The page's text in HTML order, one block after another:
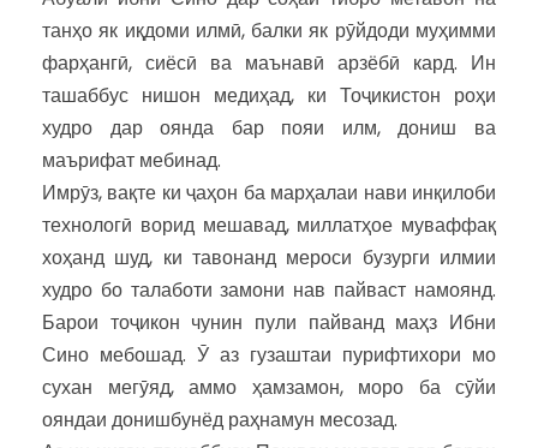
танҳо як иқдоми илмӣ, балки як рӯйдоди муҳимми
фарҳангӣ, сиёсӣ ва маънавӣ арзёбӣ кард. Ин
ташаббус нишон медиҳад, ки Тоҷикистон роҳи
худро дар оянда бар пояи илм, дониш ва
маърифат мебинад.
Имрӯз, вақте ки ҷаҳон ба марҳалаи нави инқилоби
технологӣ ворид мешавад, миллатҳое муваффақ
хоҳанд шуд, ки тавонанд мероси бузурги илмии
худро бо талаботи замони нав пайваст намоянд.
Барои тоҷикон чунин пули пайванд маҳз Ибни
Сино мебошад. Ӯ аз гузаштаи пурифтихори мо
сухан мегӯяд, аммо ҳамзамон, моро ба сӯйи
ояндаи донишбунёд раҳнамун месозад.